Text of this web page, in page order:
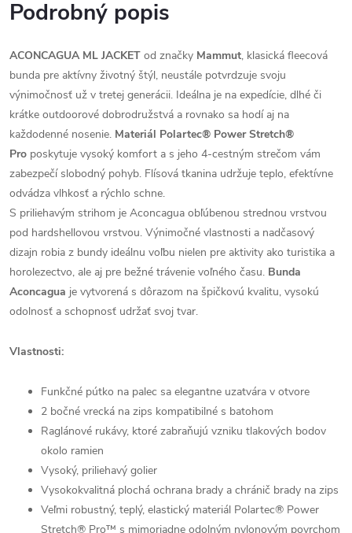
Podrobný popis
ACONCAGUA ML JACKET od značky Mammut, klasická fleecová
bunda pre aktívny životný štýl, neustále potvrdzuje svoju
výnimočnosť už v tretej generácii. Ideálna je na expedície, dlhé či
krátke outdoorové dobrodružstvá a rovnako sa hodí aj na
každodenné nosenie. Materiál Polartec® Power Stretch®
Pro poskytuje vysoký komfort a s jeho 4-cestným strečom vám
zabezpečí slobodný pohyb. Flísová tkanina udržuje teplo, efektívne
odvádza vlhkosť a rýchlo schne.
S priliehavým strihom je Aconcagua obľúbenou strednou vrstvou
pod hardshellovou vrstvou. Výnimočné vlastnosti a nadčasový
dizajn robia z bundy ideálnu voľbu nielen pre aktivity ako turistika a
horolezectvo, ale aj pre bežné trávenie voľného času. Bunda
Aconcagua je vytvorená s dôrazom na špičkovú kvalitu, vysokú
odolnosť a schopnosť udržať svoj tvar.
Vlastnosti:
Funkčné pútko na palec sa elegantne uzatvára v otvore
2 bočné vrecká na zips kompatibilné s batohom
Raglánové rukávy, ktoré zabraňujú vzniku tlakových bodov
okolo ramien
Vysoký, priliehavý golier
Vysokokvalitná plochá ochrana brady a chránič brady na zips
Veľmi robustný, teplý, elastický materiál Polartec® Power
Stretch® Pro™ s mimoriadne odolným nylonovým povrchom